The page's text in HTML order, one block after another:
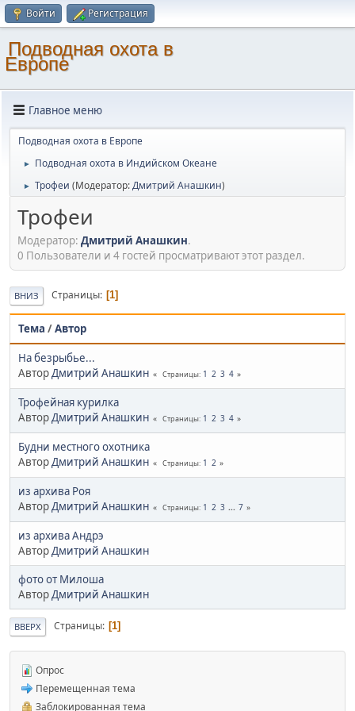
Войти Регистрация
Подводная охота в
Европе
Главное меню
Подводная охота в Европе
► Подводная охота в Индийском Океане
► Трофеи (Модератор:Дмитрий Анашкин)
Трофеи
Модератор: Дмитрий Анашкин.
0 Пользователи и 4 гостей просматривают этот раздел.
ВНИЗ Страницы 1
Тема /Автор
На безрыбье...
Автор Дмитрий Анашкин Страницы 1 2 3 4
Трофейная курилка
Автор Дмитрий Анашкин Страницы 1 2 3 4
Будни местного охотника
Автор Дмитрий Анашкин Страницы 1 2
из архива Роя
Автор Дмитрий Анашкин Страницы 1 2 3 ... 7
из архива Андрэ
Автор Дмитрий Анашкин
фото от Милоша
Автор Дмитрий Анашкин
ВВЕРХ Страницы 1
Опрос
Перемещенная тема
Заблокированная тема